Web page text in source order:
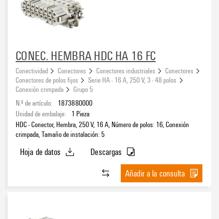
CONEC. HEMBRA HDC HA 16 FC
Conectividad Conectores Conectores industriales
Conectores
Conectores de polos fijos
Serie HA - 16 A, 250 V, 3 - 48 polos
Conexión crimpada
Grupo 5
N.º de artículo:
1873880000
Unidad de embalaje:
1 Pieza
HDC - Conector, Hembra, 250 V, 16 A, Número de polos: 16, Conexión
crimpada, Tamaño de instalación: 5
Hoja de datos
Descargas
Añadir a la consulta